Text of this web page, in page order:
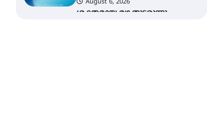
August 7, 2026